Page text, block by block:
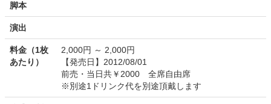
脚本
演出
料金（1枚
あたり）
2,000円 ～ 2,000円
【発売日】2012/08/01
前売・当日共￥2000 全席自由席
※別途1ドリンク代を別途頂戴します